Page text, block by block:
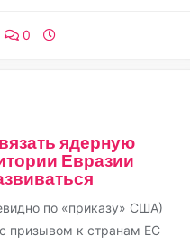
0
ядерную
Евразии
по «приказу» США)
призывом к странам ЕС